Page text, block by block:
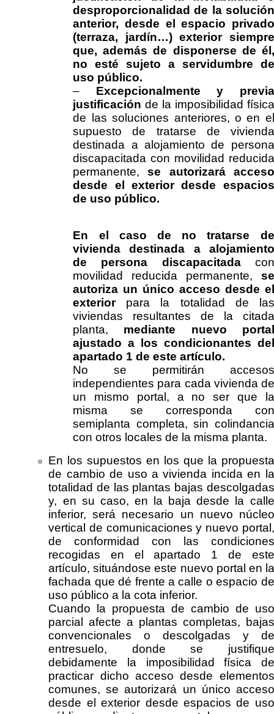
desproporcionalidadde la solución
anterior, desde el espacio privado
(terraza, jardín…) exterior siempre
que, además de disponerse de él,
no esté sujeto a servidumbre de
uso público.
– Excepcionalmente y previa
justificación de la imposibilidad física
de las soluciones anteriores, o en el
supuesto de tratarse de vivienda
destinada a alojamiento de persona
discapacitada con movilidad reducida
permanente,se autorizará acceso
desde el exterior desde espacios
de uso público.
En el caso de no tratarse de
vivienda destinada a alojamiento
de persona discapacitadacon
movilidad reducida permanente, se
autoriza un único acceso desde el
exteriorpara la totalidad de las
viviendas resultantes de la citada
planta, mediante nuevo portal
ajustado a los condicionantes del
apartado 1 de este artículo.
No se permitirán accesos
independientes para cada vivienda de
un mismo portal, a no ser que la
misma se corresponda con
semiplanta completa, sin colindancia
con otros locales de la misma planta.
En los supuestos en los que la propuesta
de cambio de uso a vivienda incida en la
totalidad de las plantas bajas descolgadas
y, en su caso, en la baja desde la calle
inferior, será necesario un nuevo núcleo
vertical de comunicaciones y nuevo portal,
de conformidad con las condiciones
recogidas en el apartado 1 de este
artículo, situándose este nuevo portal en la
fachada que dé frente a calle o espacio de
uso público a la cota inferior.
Cuando la propuesta de cambio de uso
parcial afecte a plantas completas, bajas
convencionales o descolgadas y de
entresuelo, donde se justifique
debidamente la imposibilidad física de
practicar dicho acceso desde elementos
comunes, se autorizará un único acceso
desde el exterior desde espacios de uso